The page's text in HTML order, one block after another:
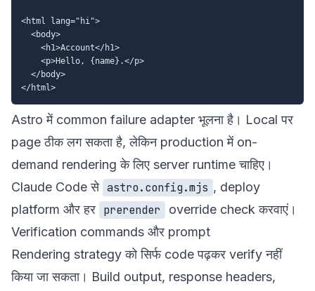
<html lang="hi">
  <body>
    <h1>Account</h1>
    <p>Hello, {name}.</p>
  </body>
Astro में common failure adapter भूलना है। Local पर
page ठीक लग सकता है, लेकिन production में on-
demand rendering के लिए server runtime चाहिए।
Claude Code से astro.config.mjs , deploy
platform और हर prerender
override check करवाएं।
Verification commands और prompt
Rendering strategy को सिर्फ code पढ़कर verify नहीं
किया जा सकता। Build output, response headers,